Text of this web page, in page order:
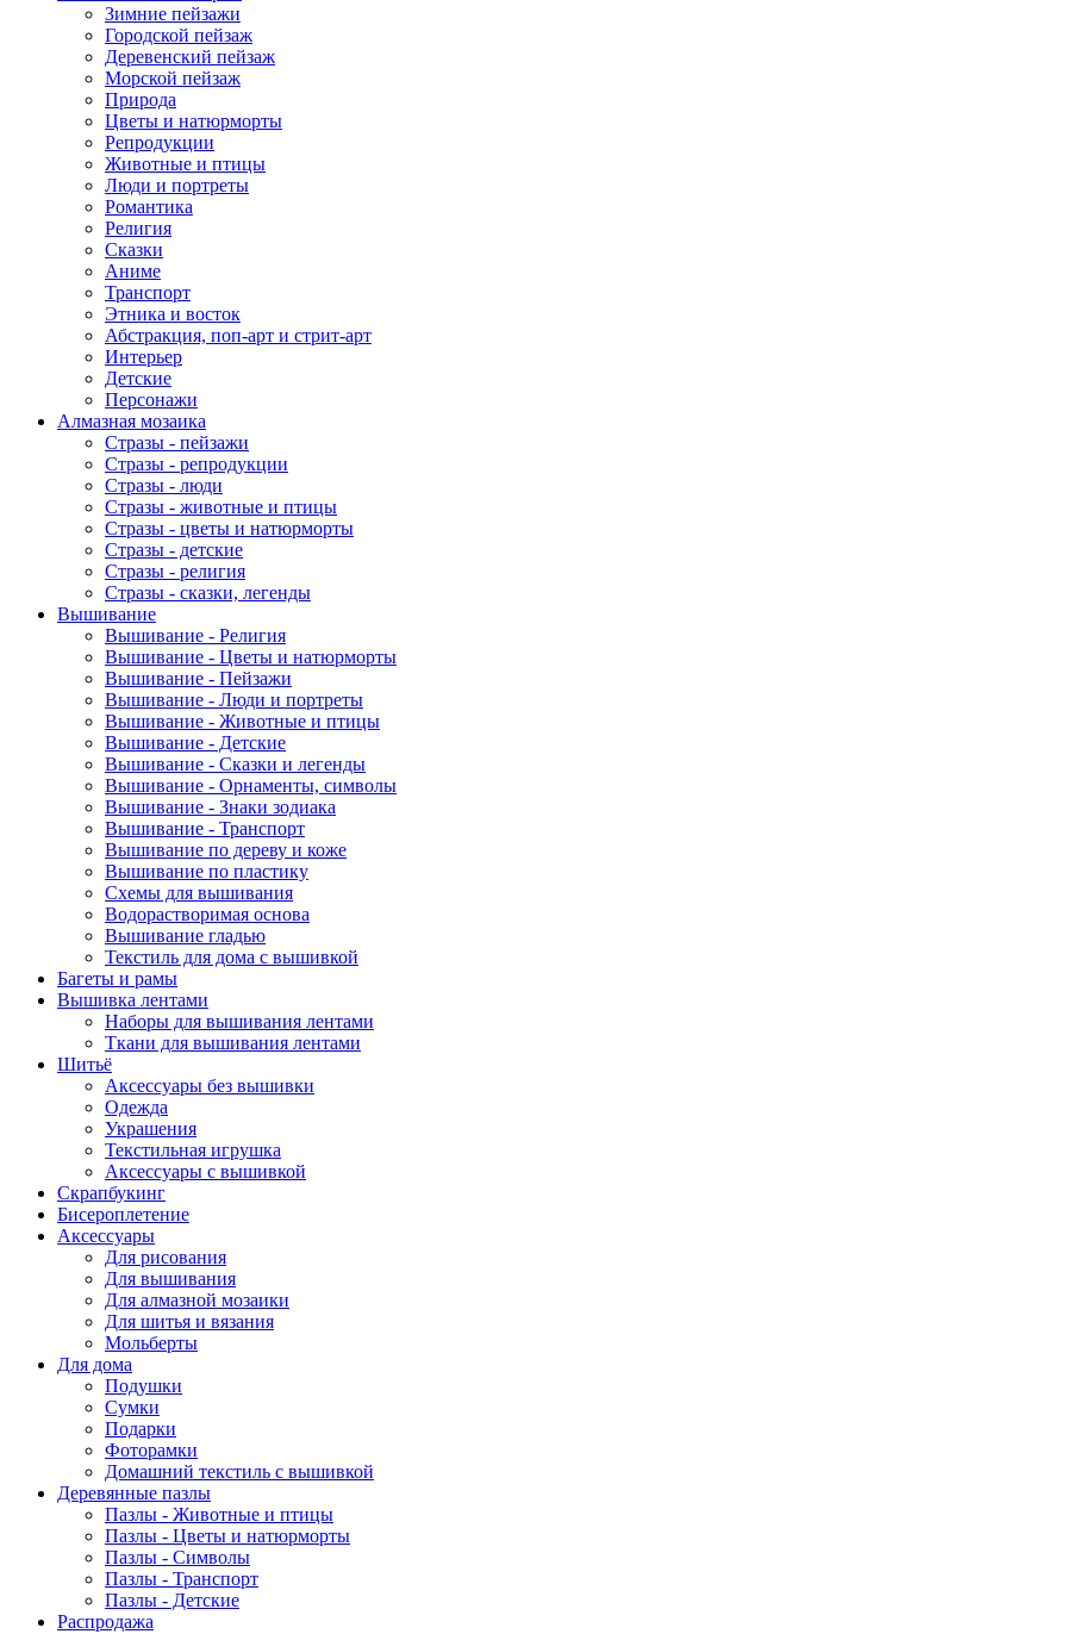
Зимние пейзажи
Городской пейзаж
Деревенский пейзаж
Морской пейзаж
Природа
Цветы и натюрморты
Репродукции
Животные и птицы
Люди и портреты
Романтика
Религия
Сказки
Аниме
Транспорт
Этника и восток
Абстракция, поп-арт и стрит-арт
Интерьер
Детские
Персонажи
Алмазная мозаика
Стразы - пейзажи
Стразы - репродукции
Стразы - люди
Стразы - животные и птицы
Стразы - цветы и натюрморты
Стразы - детские
Стразы - религия
Стразы - сказки, легенды
Вышивание
Вышивание - Религия
Вышивание - Цветы и натюрморты
Вышивание - Пейзажи
Вышивание - Люди и портреты
Вышивание - Животные и птицы
Вышивание - Детские
Вышивание - Сказки и легенды
Вышивание - Орнаменты, символы
Вышивание - Знаки зодиака
Вышивание - Транспорт
Вышивание по дереву и коже
Вышивание по пластику
Схемы для вышивания
Водорастворимая основа
Вышивание гладью
Текстиль для дома с вышивкой
Багеты и рамы
Вышивка лентами
Наборы для вышивания лентами
Ткани для вышивания лентами
Шитьё
Аксессуары без вышивки
Одежда
Украшения
Текстильная игрушка
Аксессуары с вышивкой
Скрапбукинг
Бисероплетение
Аксессуары
Для рисования
Для вышивания
Для алмазной мозаики
Для шитья и вязания
Мольберты
Для дома
Подушки
Сумки
Подарки
Фоторамки
Домашний текстиль с вышивкой
Деревянные пазлы
Пазлы - Животные и птицы
Пазлы - Цветы и натюрморты
Пазлы - Символы
Пазлы - Транспорт
Пазлы - Детские
Распродажа